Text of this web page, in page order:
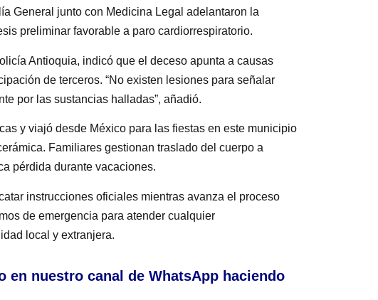
General junto con Medicina Legal adelantaron la
preliminar favorable a paro cardiorrespiratorio.
Antioquia, indicó que el deceso apunta a causas
de terceros. “No existen lesiones para señalar
por las sustancias halladas”, añadió.
y viajó desde México para las fiestas en este municipio
Familiares gestionan traslado del cuerpo a
pérdida durante vacaciones.
instrucciones oficiales mientras avanza el proceso
de emergencia para atender cualquier
local y extranjera.
en nuestro canal de WhatsApp haciendo